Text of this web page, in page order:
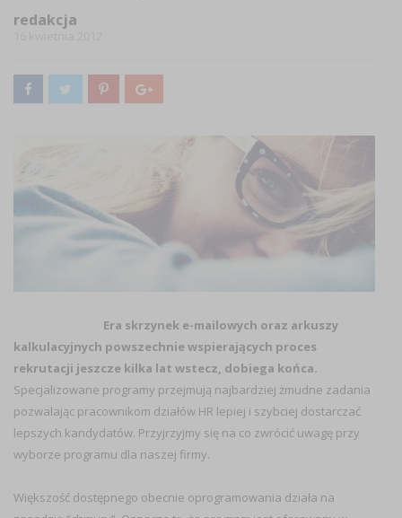
redakcja
Era skrzynek e-mailowych oraz arkuszy
kalkulacyjnych powszechnie wspierających proces
rekrutacji jeszcze kilka lat wstecz, dobiega końca.
Specjalizowane programy przejmują najbardziej żmudne zadania
pozwalając pracownikom działów HR lepiej i szybciej dostarczać
lepszych kandydatów. Przyjrzyjmy się na co zwrócić uwagę przy
wyborze programu dla naszej firmy.
Większość dostępnego obecnie oprogramowania działa na